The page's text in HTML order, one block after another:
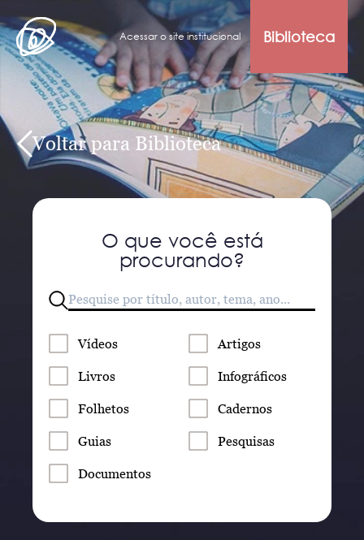
Acessar o site institucional Biblioteca
Voltar para Biblioteca
O que você está
procurando?
Vídeos Artigos
Livros Infográficos
Folhetos Cadernos
Guias Pesquisas
Documentos